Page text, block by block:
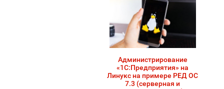
Администрирование
«1С:Предприятия» на
Линукс на примере РЕД ОС
7.3 (серверная и